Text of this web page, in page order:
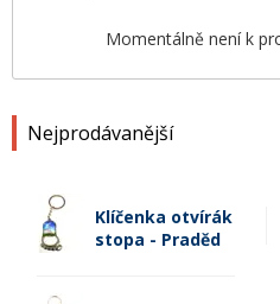
Nejprodávanější
Klíčenka otvírák
stopa - Praděd
Momentálně není k